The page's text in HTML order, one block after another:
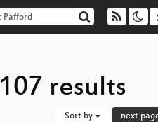
results
Sort by next